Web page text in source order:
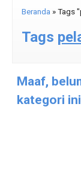
Beranda »Tags
Tags
Maaf,
kategori